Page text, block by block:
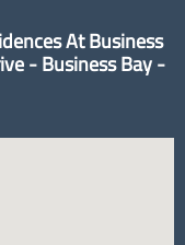
At Business
- Business Bay -